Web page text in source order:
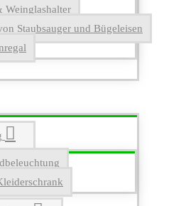
Weinglashalter
Staubsauger und Bügeleisen